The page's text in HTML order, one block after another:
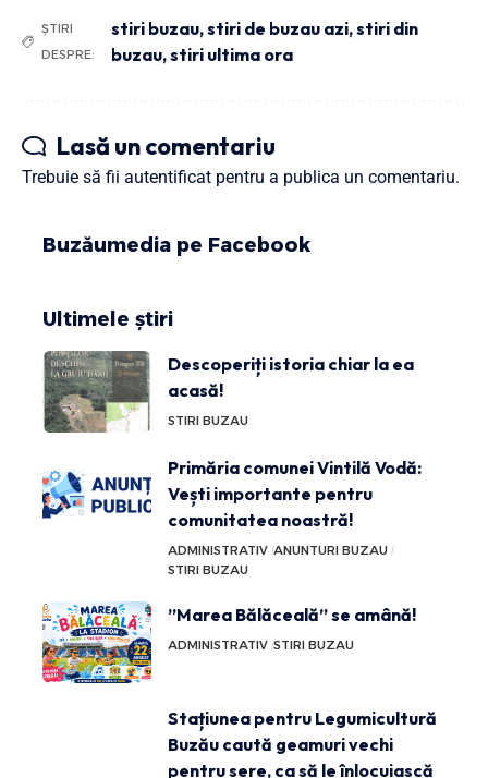
ȘTIRI
DESPRE:
stiri buzau,stiri de buzau azi,stiri din
buzau,stiri ultima ora
Lasă un comentariu
Trebuie să fii autentificat pentru a publica un comentariu.
Buzăumedia pe Facebook
Ultimele știri
Descoperiți istoria chiar la ea
acasă!
STIRI BUZAU
Primăria comunei Vintilă Vodă:
Vești importante pentru
comunitatea noastră!
ADMINISTRATIV ANUNTURI BUZAU
STIRI BUZAU
”Marea Bălăceală” se amână!
ADMINISTRATIV STIRI BUZAU
Stațiunea pentru Legumicultură
Buzău caută geamuri vechi
pentru sere, ca să le înlocuiască